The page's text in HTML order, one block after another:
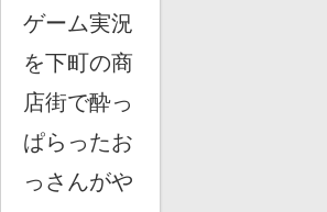
ゲーム実況
を下町の商
店街で酔っ
ぱらったお
っさんがや